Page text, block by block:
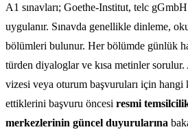
A1 sınavları; Goethe-Institut, telc
uygulanır. Sınavda genellikle dinleme,
bölümleri bulunur. Her bölümde günlük
türden diyaloglar ve kısa metinler
vizesi veya oturum başvuruları için hangi
ettiklerini başvuru öncesi resmi
merkezlerinin güncel duyurularına